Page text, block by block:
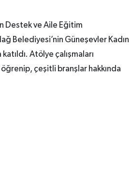
Destek ve Aile Eğitim
Belediyesi’nin Güneşevler Kadın
Atölye çalışmaları
öğrenip, çeşitli branşlar hakkında